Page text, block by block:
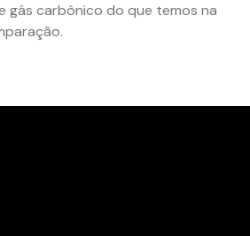
gás carbônico do que temos na